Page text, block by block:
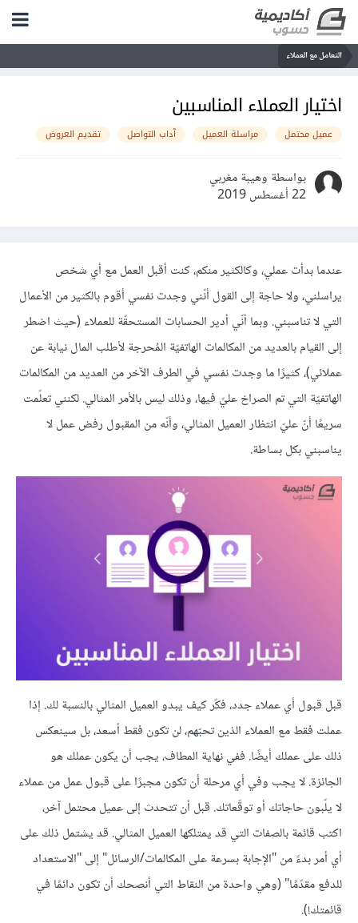
التعامل مع العملاء
اختيار العملاء المناسبين
عميل محتمل مراسلة العميل آداب التواصل تقديم العروض
بواسطة وهيبة مغربي
22 أغسطس 2019
عندما بدأت عملي، وكالكثير منكم، كنت أقبل العمل مع أي شخص
يراسلني، ولا حاجة إلى القول أنّني وجدت نفسي أقوم بالكثير من الأعمال
التي لا تناسبني. وبما أنّي أدير الحسابات المستحقّة للعملاء (حيث اضطر
إلى القيام بالعديد من المكالمات الهاتفيّة المُحرجة لأطلب المال نيابة عن
عملائي)، كثيرًا ما وجدت نفسي في الطرف الآخر من العديد من المكالمات
الهاتفيّة التي تم الصراخ عليّ فيها، وذلك ليس بالأمر المثالي. لكنني تعلّمت
سريعًا أنّ عليّ انتظار العميل المثالي، وأنّه من المقبول رفض عمل لا
يناسبني بكل بساطة.
قبل قبول أي عملاء جدد، فكّر كيف يبدو العميل المثالي بالنسبة لك. إذا
عملت فقط مع العملاء الذين تحبّهم، لن تكون فقط أسعد، بل سينعكس
ذلك على عملك أيضًا. ففي نهاية المطاف، يجب أن يكون عملك هو
الجائزة. لا يجب وفي أي مرحلة أن تكون مجبرًا على قبول عمل من عملاء
لا يلّبون حاجاتك أو توقّعاتك. قبل أن تتحدث إلى عميل محتمل آخر،
اكتب قائمة بالصفات التي قد يمتلكها العميل المثالي. قد يشتمل ذلك على
أي أمر بدءً من "الإجابة بسرعة على المكالمات/الرسائل" إلى "الاستعداد
للدفع مقدّمًا" (وهي واحدة من النقاط التي أنصحك أن تكون دائمًا في
قائمتك!).